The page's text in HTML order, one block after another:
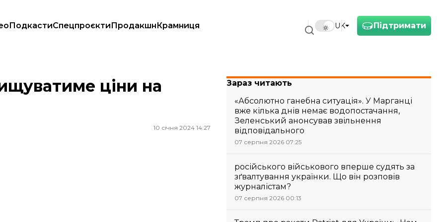
Підтримати
UK
ПодкастиСпецпроєктиПродакшнКрамниця
ціни на
10 січня 2024 14:27
Зараз читають
«Абсолютно ганебна ситуація». У Марганці
вже кілька днів немає водопостачання,
Зеленський анонсував звільнення
відповідального
07 серпня 2026 07:25
російського військового вперше судять за
зґвалтування українки. Що він розповів
журналістам?
07 серпня 2026 00:13